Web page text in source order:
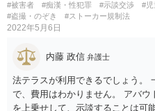
#被害者 #痴漢・性犯罪 #示談交渉
#児
#盗撮・のぞき
#ストーカー規制法
2022年5月6日
内藤 政信 弁護士
法テラスが利用できるでしょう。
で、費用はわかりません。 アバウ
を上乗せして、示談することは可